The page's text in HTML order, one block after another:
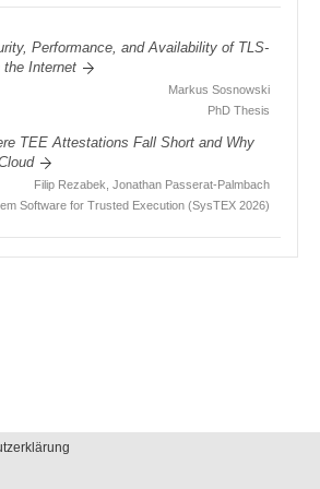
Performance, and Availability of TLS-
Internet
Markus Sosnowski
PhD Thesis
TEE Attestations Fall Short and Why
Filip Rezabek, Jonathan Passerat-Palmbach
Software for Trusted Execution (SysTEX 2026)